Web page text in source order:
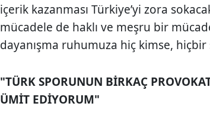
içerik kazanması Türkiye’yi zora
mücadele de haklı ve meşru bir
dayanışma ruhumuza hiç kimse,
"TÜRK SPORUNUN BİRKAÇ
ÜMİT EDİYORUM"